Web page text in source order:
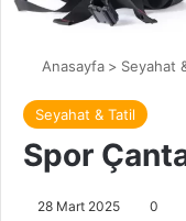
Anasayfa > Seyahat
Seyahat & Tatil
Spor
28 Mart 2025 0